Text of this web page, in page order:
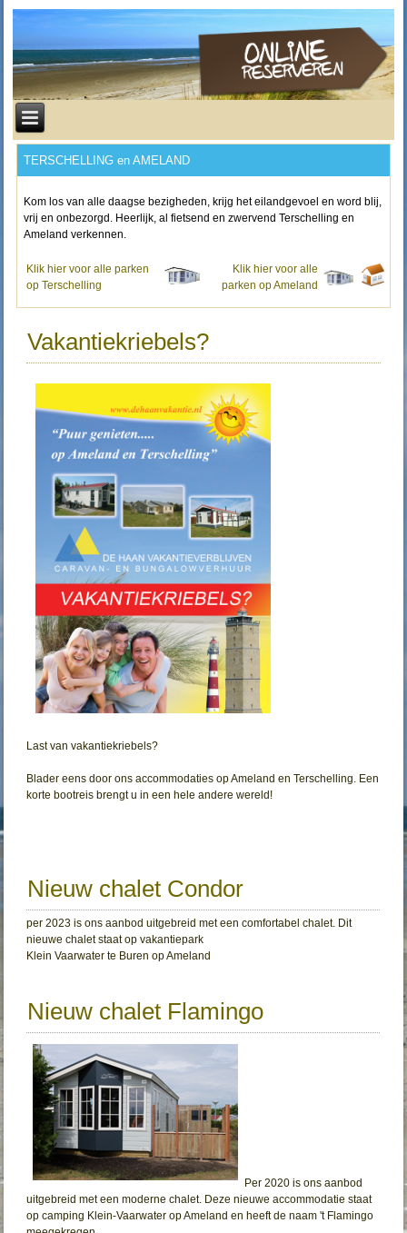
TERSCHELLING en AMELAND
Kom los van alle daagse bezigheden, krijg het eilandgevoel en word blij,
vrij en onbezorgd. Heerlijk, al fietsend en zwervend Terschelling en
Ameland verkennen.
Klik hier voor alle parken
op Terschelling
Klik hier voor alle
parken op Ameland
Vakantiekriebels?
Last van vakantiekriebels?
Blader eens door ons accommodaties op Ameland en Terschelling. Een
korte bootreis brengt u in een hele andere wereld!
Nieuw chalet Condor
per 2023 is ons aanbod uitgebreid met een comfortabel chalet. Dit
nieuwe chalet staat op vakantiepark
Klein Vaarwater te Buren op Ameland
Nieuw chalet Flamingo
Per 2020 is ons aanbod
uitgebreid met een moderne chalet. Deze nieuwe accommodatie staat
op camping Klein-Vaarwater op Ameland en heeft de naam 't Flamingo